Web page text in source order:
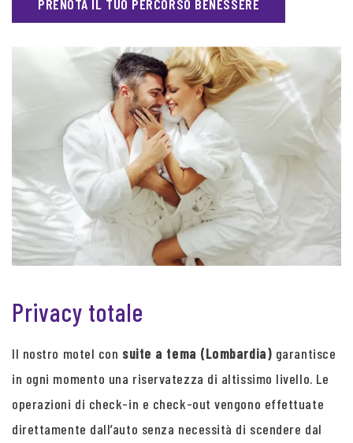
PRENOTA IL TUO PERCORSO BENESSERE
Privacy totale
Il nostro motel con suite a tema (Lombardia) garantisce
in ogni momento una riservatezza di altissimo livello. Le
operazioni di check-in e check-out vengono effettuate
direttamente dall’auto senza necessità di scendere dal